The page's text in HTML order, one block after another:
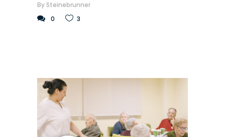
By Steinebrunner
0
3